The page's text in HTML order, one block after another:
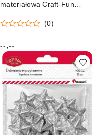
materiałowa Craft-Fun
czarna Titanum (25CR0331-
(0)
Cena:
--,--